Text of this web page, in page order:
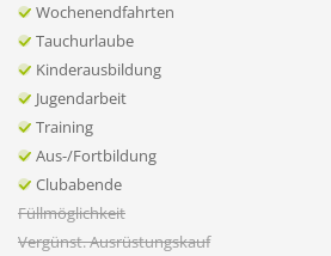
Wochenendfahrten
Tauchurlaube
Kinderausbildung
Jugendarbeit
Training
Aus-/Fortbildung
Clubabende
Füllmöglichkeit
Vergünst. Ausrüstungskauf